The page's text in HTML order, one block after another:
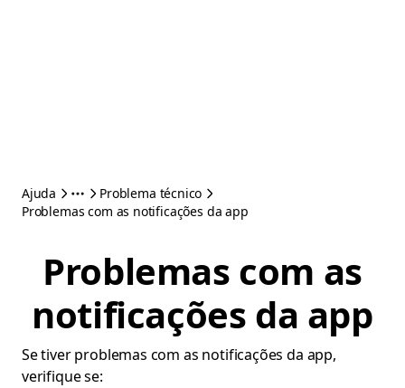
Ajuda
Problema técnico
Problemas com as notificações da app
Problemas com as
notificações da app
Se tiver problemas com as notificações da app,
verifique se: